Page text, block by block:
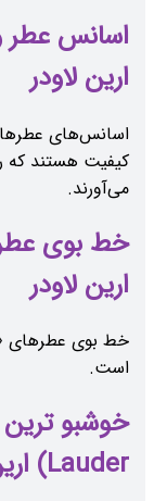
ارین لاودر
اسانس‌های عطرهای
کیفیت هستند که
می‌آورند.
ارین لاودر
خط بوی عطرهای
است.
Lauder) ارین لاودر